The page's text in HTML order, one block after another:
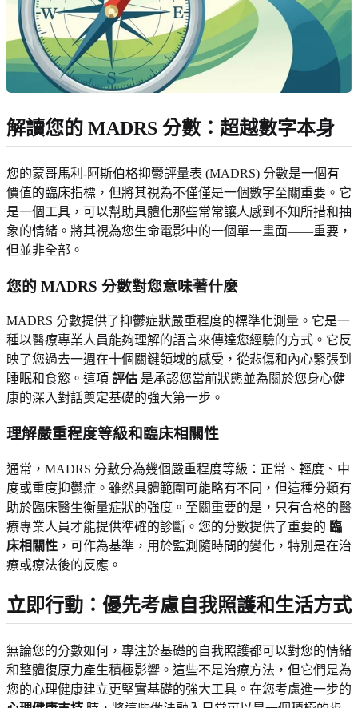
解讀您的 MADRS 分數：超越數字本身
您的蒙哥馬利-阿斯伯格抑鬱評量表 (MADRS) 分數是一個有
價值的臨床指標，但將其視為不僅僅是一個數字至關重要。它
是一個工具，可以幫助具體化那些常常讓人感到不知所措和抽
象的情緒。將其視為您生命電影中的一個單一畫面——重要，
但並非全部。
您的 MADRS 分數對您意味著什麼
MADRS 分數提供了抑鬱症狀嚴重程度的標準化測量。它是一
種以醫療專業人員能夠理解的語言來傳達您經驗的方式。它反
映了您過去一週在十個關鍵領域的感受，從悲傷和內心緊張到
睡眠和食慾。這項 評估 是承認您當前狀態並為關於您身心健
康的深入對話奠定基礎的強大第一步。
理解嚴重程度等級和臨床相關性
通常，MADRS 分數分為幾個嚴重程度等級：正常、輕度、中
度或重度抑鬱症。雖然具體範圍可能略有不同，但這種分類有
助於臨床醫生衡量症狀的強度。至關重要的是，只有合格的醫
療專業人員才能提供準確的診斷。您的分數提供了重要的 臨
床相關性 ，可作為基準，用於監測隨時間的變化，特別是在治
療或療法後的反應。
立即行動：優先考慮自我照護和生活方式
無論您的分數如何，專注於基礎的自我照護都可以對您的情緒
和整體復原力產生積極影響。這些不是治療方法，但它們是為
您的心理健康建立更堅實基礎的強大工具。在您考慮進一步的